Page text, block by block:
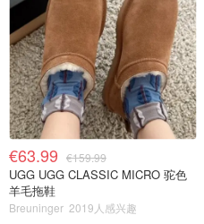
€63.99 €159.99
UGG UGG CLASSIC MICRO 驼色
羊毛拖鞋
Breuninger 2019人感兴趣